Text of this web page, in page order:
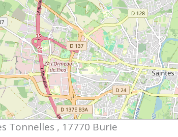
:
Tonnelles , 17770 Burie